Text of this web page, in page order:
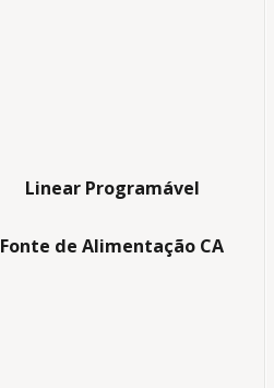
Linear Programável
Fonte de Alimentação CA